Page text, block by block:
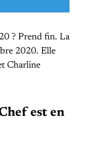
? Prend fin. La
2020. Elle
Charline
est en